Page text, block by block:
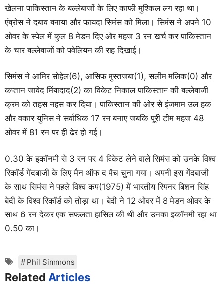
खेलना पाकिस्तान के बल्लेबाजों के लिए काफी मुश्किल लग रहा था।
एंब्रोस ने दबाव बनाया और फायदा सिमंस को मिला। सिमंस ने अपने 10
ओवर के स्पेल में कुल 8 मेडन दिए और महज 3 रन खर्च कर पाकिस्तान
के चार बल्लेबाजों को पवेलियन की राह दिखाई।
सिमंस ने आमिर सोहेल(6), आसिफ मुस्तजबा(1), सलीम मलिक(0) और
कप्तान जावेद मिंयादाद(2) का विकेट निकाल पाकिस्तान की बल्लेबाजी
क्रम को तहस नहस कर दिया। पाकिस्तान की ओर से इंजमाम उल हक
और वकार युनिस ने सर्वाधिक 17 रन बनाए जबकि पूरी टीम महज 48
ओवर में 81 रन पर ही ढेर हो गई।
0.30 के इकॉनमी से 3 रन पर 4 विकेट लेने वाले सिमंस को उनके विश्व
रिकॉर्ड गेंदबाजी के लिए मैन ऑफ द मैच चुना गया। अपनी इस गेंदबाजी
के साथ सिमंस ने पहले विश्व कप(1975) में भारतीय स्पिनर बिशन सिंह
बेदी के विश्व रिकॉर्ड को तोड़ा था। बेदी ने 12 ओवर में 8 मेडन ओवर के
साथ 6 रन देकर एक सफलता हासिल की थी और उनका इकॉनमी रहा था
0.50 का।
Tags
Phil Simmons
Related Articles